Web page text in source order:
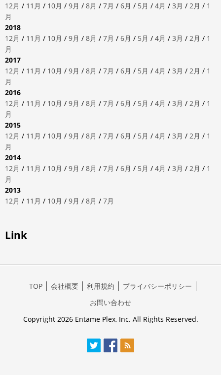
12月 / 11月 / 10月 / 9月 / 8月 / 7月 / 6月 / 5月 / 4月 / 3月 / 2月 / 1
月
2018
12月 / 11月 / 10月 / 9月 / 8月 / 7月 / 6月 / 5月 / 4月 / 3月 / 2月 / 1
月
2017
12月 / 11月 / 10月 / 9月 / 8月 / 7月 / 6月 / 5月 / 4月 / 3月 / 2月 / 1
月
2016
12月 / 11月 / 10月 / 9月 / 8月 / 7月 / 6月 / 5月 / 4月 / 3月 / 2月 / 1
月
2015
12月 / 11月 / 10月 / 9月 / 8月 / 7月 / 6月 / 5月 / 4月 / 3月 / 2月 / 1
月
2014
12月 / 11月 / 10月 / 9月 / 8月 / 7月 / 6月 / 5月 / 4月 / 3月 / 2月 / 1
月
2013
12月 / 11月 / 10月 / 9月 / 8月 / 7月
Link
TOP 会社概要 利用規約
プライバシーポリシー
お問い合わせ
Copyright 2026 Entame Plex, Inc. All Rights Reserved.